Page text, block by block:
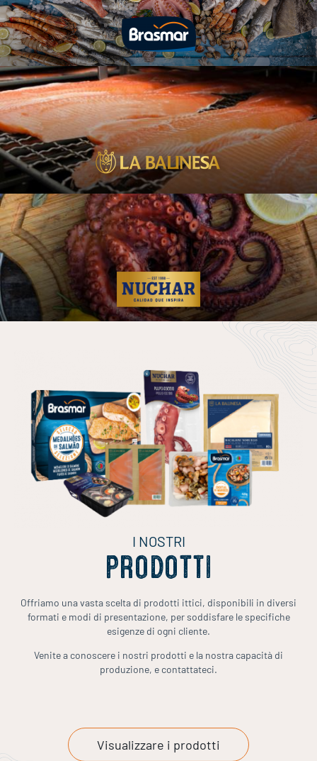
I NOSTRI
PRODOTTI
Offriamo una vasta scelta di prodotti ittici, disponibili in diversi
formati e modi di presentazione, per soddisfare le specifiche
esigenze di ogni cliente.
Venite a conoscere i nostri prodotti e la nostra capacità di
produzione, e contattateci.
Visualizzare i prodotti